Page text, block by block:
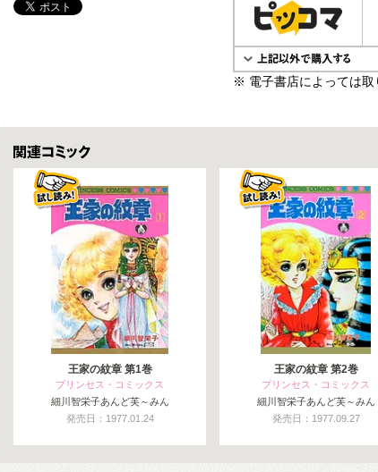
※ 電子書店によっては取
関連コミックス
王家の紋章 第1巻
プリンセス・コミックス
細川智栄子あんど芙～みん
発売日：1977.01.24
王家の紋章 第2巻
プリンセス・コミックス
細川智栄子あんど芙～みん
発売日：1977.09.27